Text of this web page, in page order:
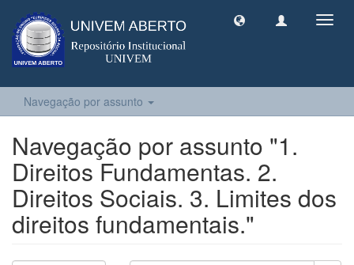
Navegação por assunto
Navegação por assunto "1.
Direitos Fundamentas. 2.
Direitos Sociais. 3. Limites dos
direitos fundamentais."